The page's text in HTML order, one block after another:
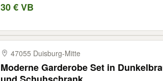
30 € VB
47055 Duisburg-​Mitte
Moderne Garderobe Set in